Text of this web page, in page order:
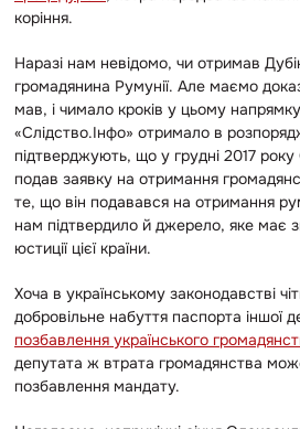
коріння.
Наразі нам невідомо, чи отримав
громадянина Румунії. Але маємо
мав, і чимало кроків у цьому
«Слідство.Інфо» отримало в
підтверджують, що у грудні 2017
подав заявку на отримання
те, що він подавався на отримання
нам підтвердило й джерело, яке має
юстиції цієї країни.
Хоча в українському законодавстві
добровільне набуття паспорта іншої
позбавлення українського
депутата ж втрата громадянства
позбавлення мандату.